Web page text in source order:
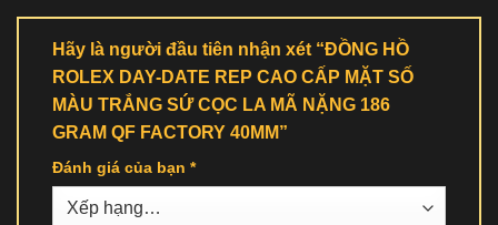
Hãy là người đầu tiên nhận xét “ĐỒNG HỒ
ROLEX DAY-DATE REP CAO CẤP MẶT SỐ
MÀU TRẮNG SỨ CỌC LA MÃ NẶNG 186
GRAM QF FACTORY 40MM”
Đánh giá của bạn *